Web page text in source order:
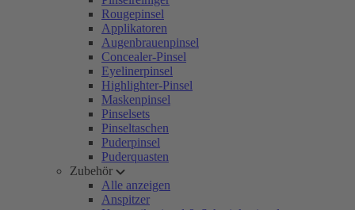
Rougepinsel
Applikatoren
Augenbrauenpinsel
Concealer-Pinsel
Eyelinerpinsel
Highlighter-Pinsel
Maskenpinsel
Pinselsets
Pinseltaschen
Puderpinsel
Puderquasten
Zubehör
Alle anzeigen
Anspitzer